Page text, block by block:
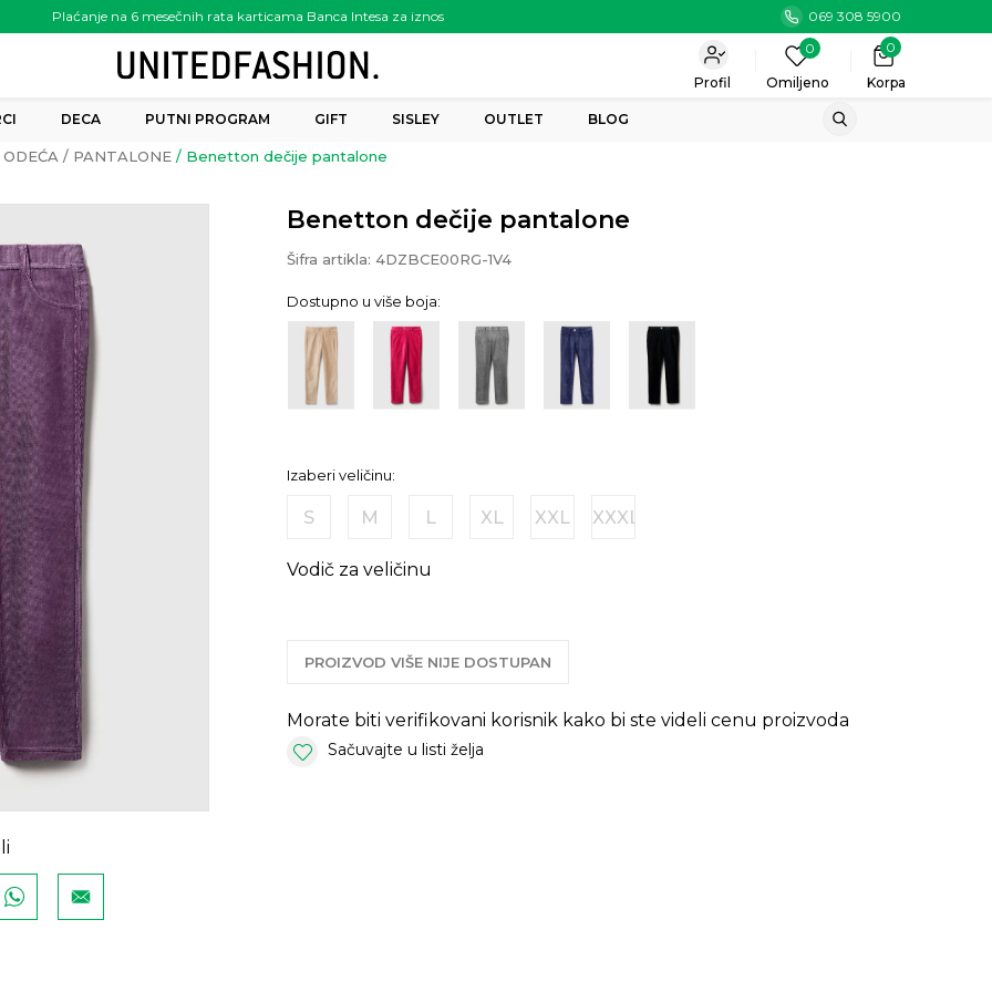
Plaćanje na 6 mesečnih rata karticama Banca Intesa za iznos
preko 6.000.00 rsd
069 308 5900
Korpa
0
0
Omiljeno
Profil
DECA PUTNI PROGRAM GIFT SISLEY OUTLET BLOG
ODEĆA PANTALONE Benetton dečije pantalone
Benetton dečije pantalone
Šifra artikla: 4DZBCE00RG-1V4
Dostupno u više boja:
Izaberi veličinu:
S M L XL XXL XXXL
Vodič za veličinu
PROIZVOD VIŠE NIJE DOSTUPAN
Morate biti verifikovani korisnik kako bi ste videli cenu proizvoda
Sačuvajte u listi želja